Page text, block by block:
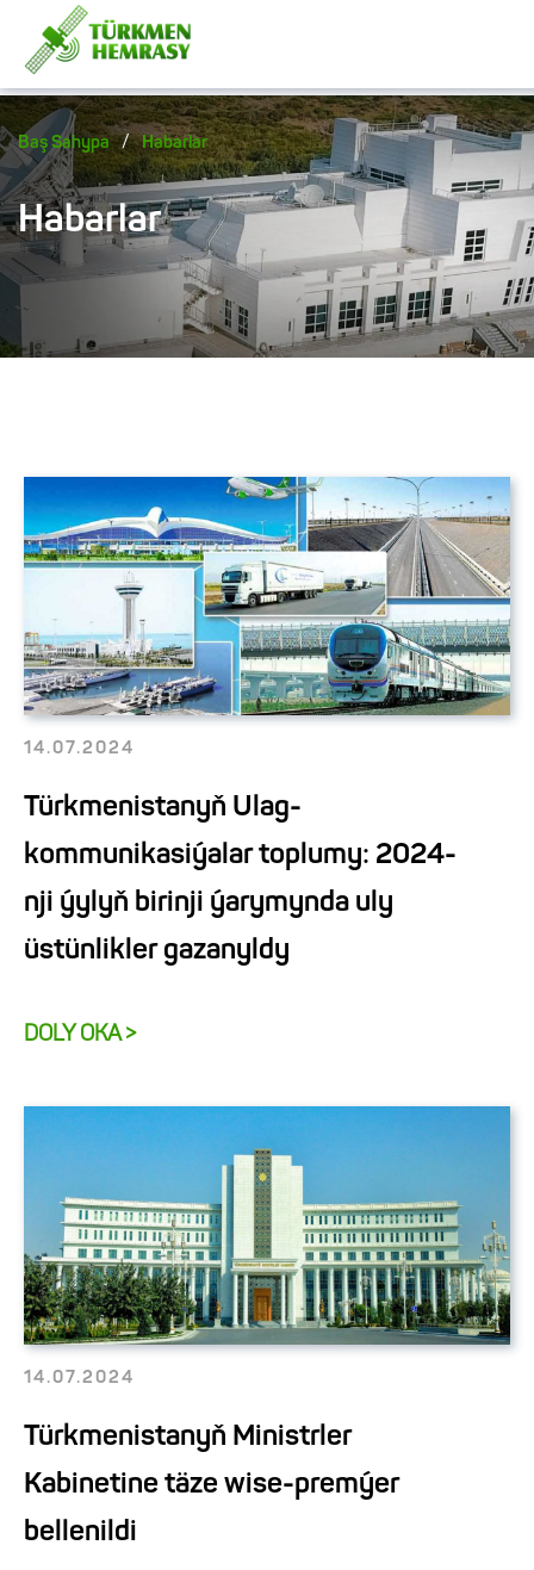
Baş Sahypa / Habarlar
Habarlar
14.07.2024
Türkmenistanyň Ulag-
kommunikasiýalar toplumy: 2024-
nji ýylyň birinji ýarymynda uly
üstünlikler gazanyldy
DOLY OKA >
14.07.2024
Türkmenistanyň Ministrler
Kabinetine täze wise-premýer
bellenildi